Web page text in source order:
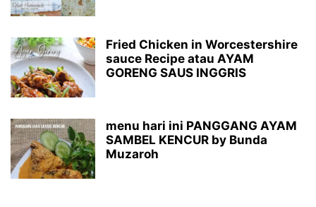
Fried Chicken in Worcestershire
sauce Recipe atau AYAM
GORENG SAUS INGGRIS
menu hari ini PANGGANG AYAM
SAMBEL KENCUR by Bunda
Muzaroh